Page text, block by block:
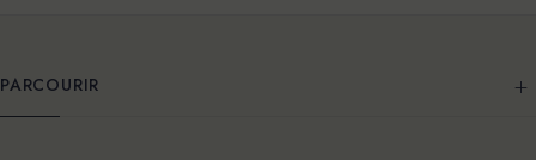
PARCOURIR